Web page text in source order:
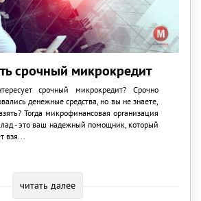
срочный микрокредит
срочный микрокредит? Срочно
денежные средства, но вы не знаете,
Тогда микрофинансовая организация
- это ваш надежный помощник, который
взя...
читать далее